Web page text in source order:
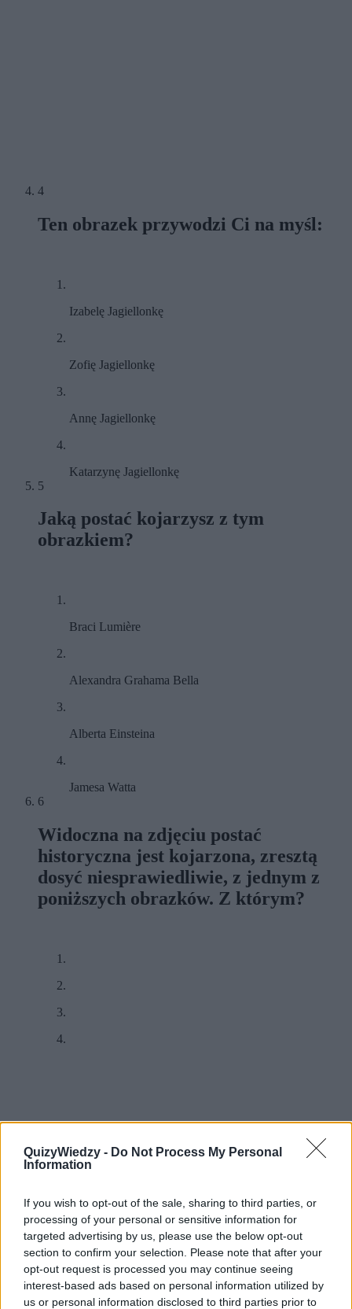
QuizyWiedzy - Do Not Process My Personal
Information
If you wish to opt-out of the sale, sharing to third parties, or
processing of your personal or sensitive information for
targeted advertising by us, please use the below opt-out
section to confirm your selection. Please note that after your
opt-out request is processed you may continue seeing
interest-based ads based on personal information utilized by
us or personal information disclosed to third parties prior to
4
Ten obrazek przywodzi Ci na myśl:
Izabelę Jagiellonkę
Zofię Jagiellonkę
Annę Jagiellonkę
Katarzynę Jagiellonkę
5
Jaką postać kojarzysz z tym
obrazkiem?
Braci Lumière
Alexandra Grahama Bella
Alberta Einsteina
Jamesa Watta
6
Widoczna na zdjęciu postać
historyczna jest kojarzona, zresztą
dosyć niesprawiedliwie, z jednym z
poniższych obrazków. Z którym?